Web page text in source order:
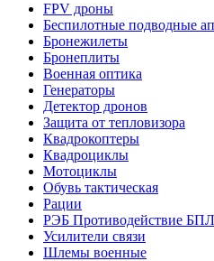
FPV дроны
Беспилотные подводные
Бронежилеты
Бронеплиты
Военная оптика
Генераторы
Детектор дронов
Защита от тепловизора
Квадрокоптеры
Квадроциклы
Мотоциклы
Обувь тактическая
Рации
РЭБ Противодействие
Усилители связи
Шлемы военные